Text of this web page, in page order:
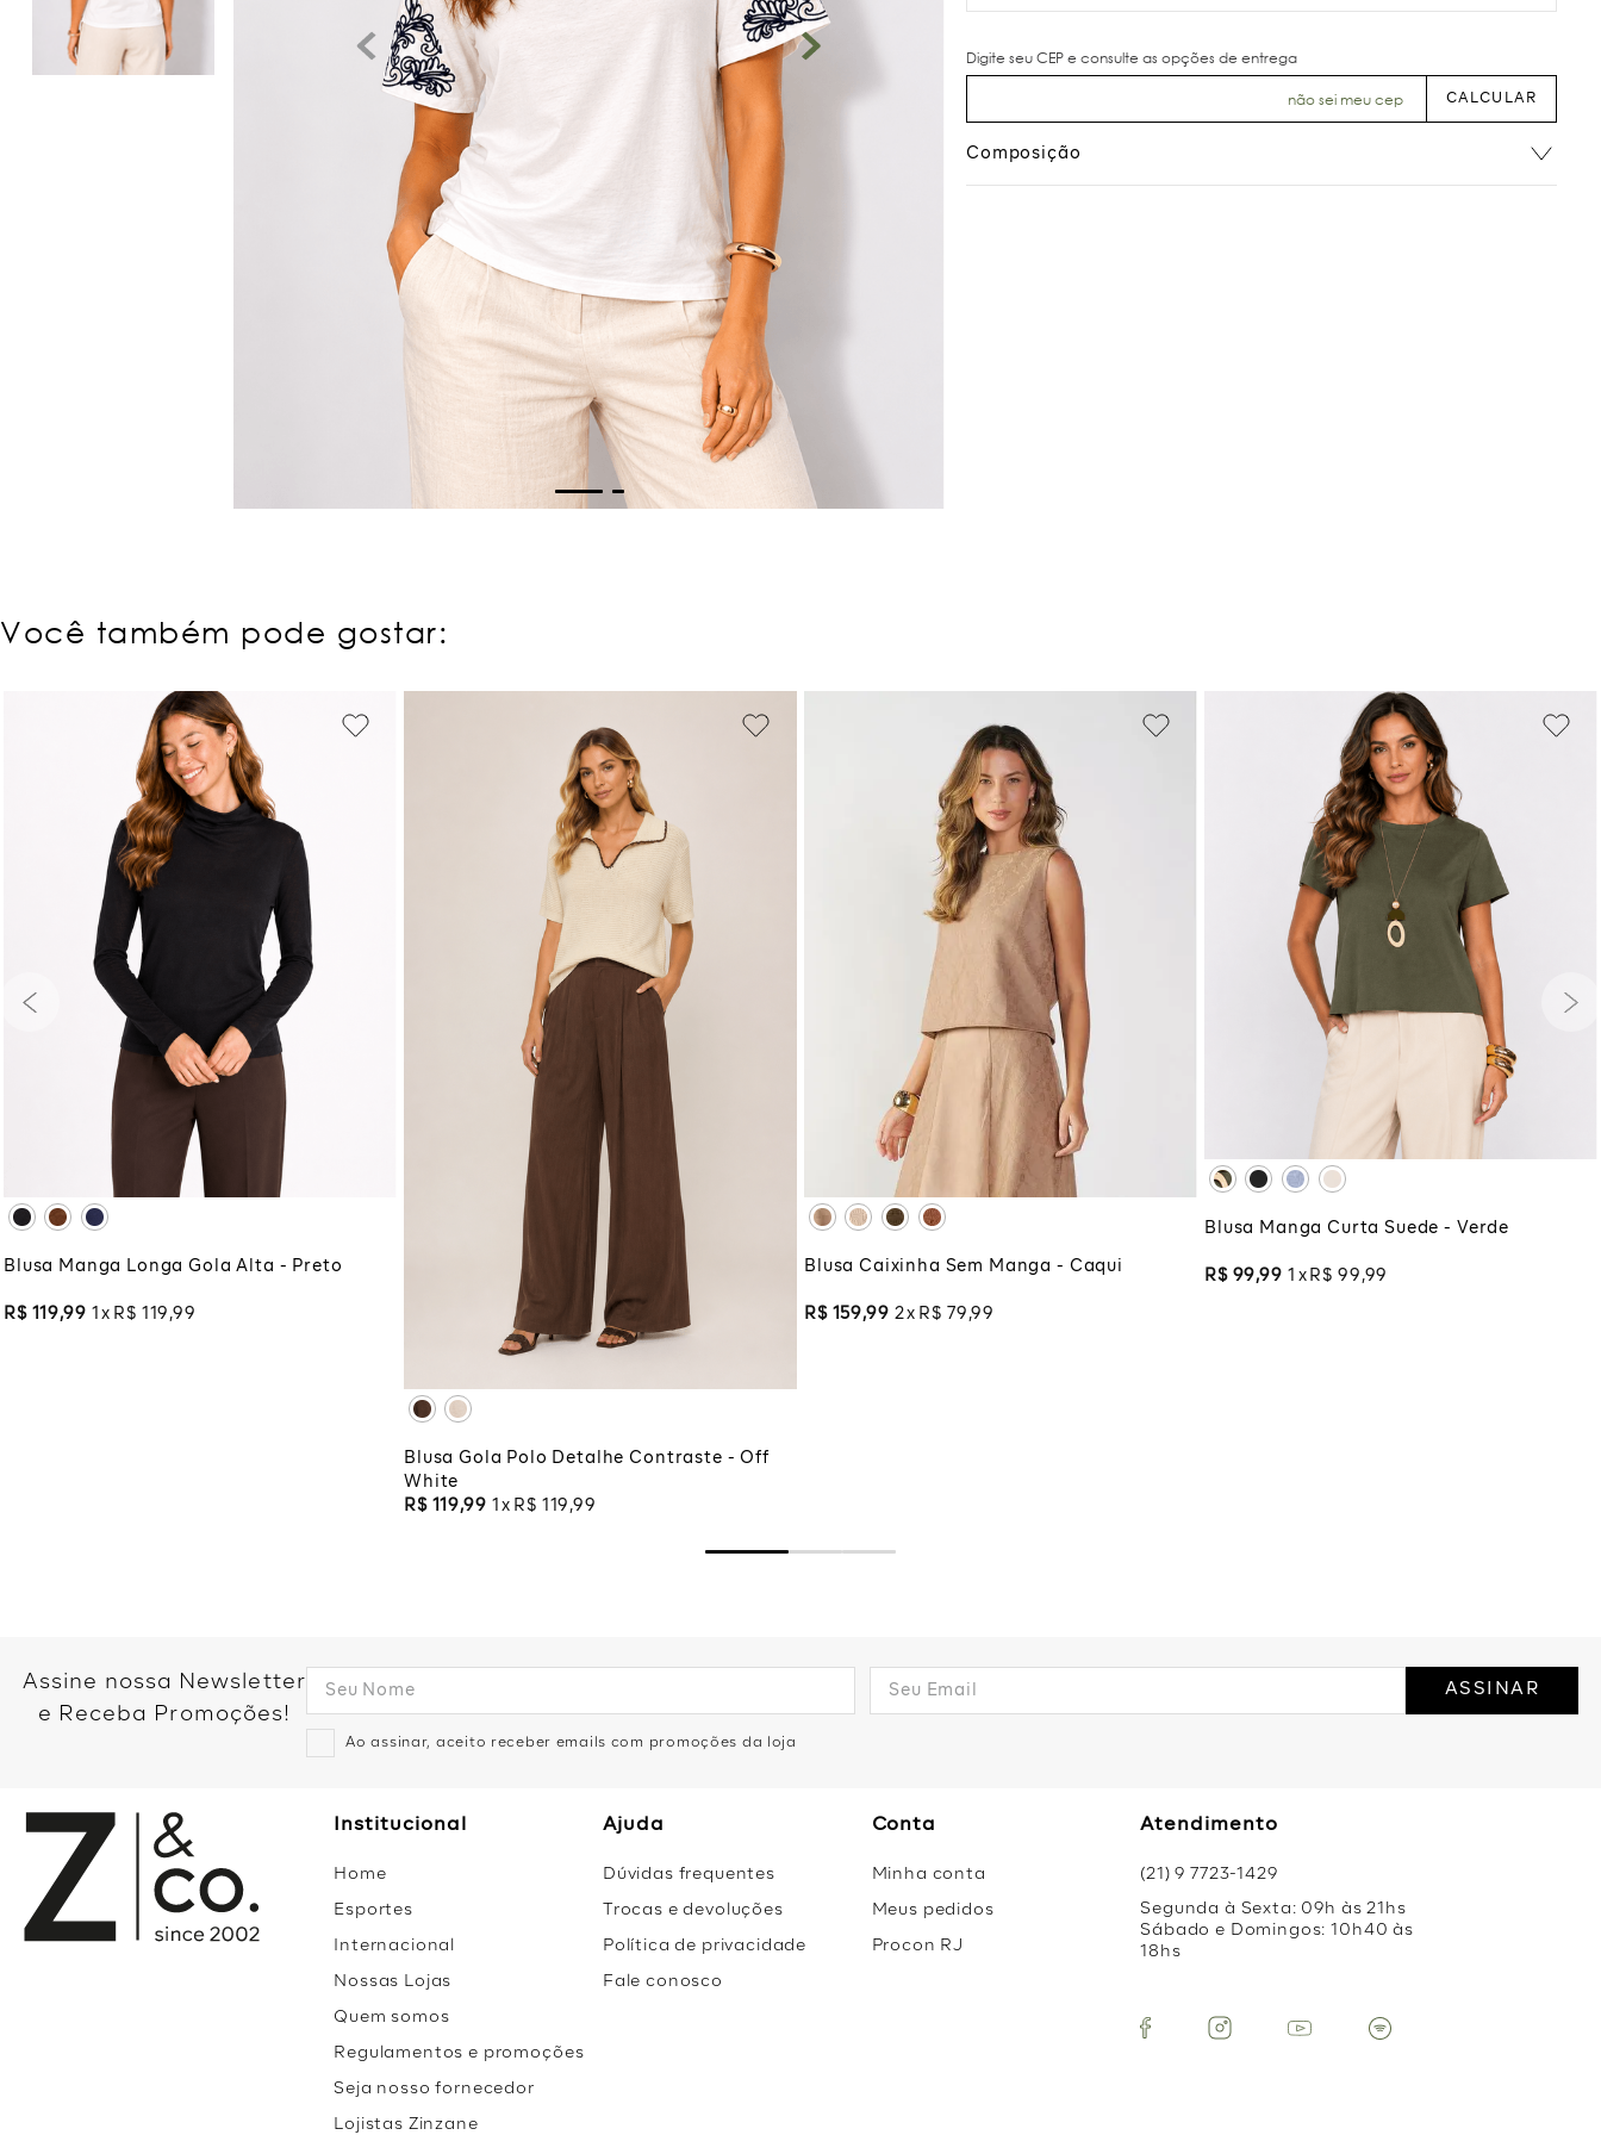
não sei meu cep
Composição
Você também pode gostar:
G
M
P
XGG
ADICIONAR À SACOLA
Blusa Manga Longa Gola Alta - Preto
R$ 119,99 1 R$ 119 ,99
M
XGG
ADICIONAR À SACOLA
Blusa Gola Polo Detalhe Contraste - Off
White
R$ 119,99 1 R$ 119 ,99
G
M
P
XGG
ADICIONAR À SACOLA
Blusa Caixinha Sem Manga - Caqui
R$ 159,99 2 R$ 79 ,99
P
ADICIONAR À SACOLA
Blusa Manga Curta Suede - Verde
R$ 99,99 1 R$ 99 ,99
Assine nossa Newsletter
e Receba Promoções!
Ao assinar, aceito receber emails com promoções da loja
ASSINAR
Institucional
Home
Esportes
Internacional
Nossas Lojas
Quem somos
Regulamentos e promoções
Seja nosso fornecedor
Lojistas Zinzane
Ajuda
Dúvidas frequentes
Trocas e devoluções
Política de privacidade
Fale conosco
Conta
Minha conta
Meus pedidos
Procon RJ
Atendimento
(21) 9 7723-1429
Segunda à Sexta: 09h às 21hs
Sábado e Domingos: 10h40 às
18hs